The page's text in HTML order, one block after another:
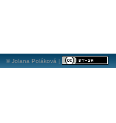
© Jolana Poláková |